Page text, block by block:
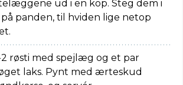
ud i en kop. Steg dem i
på panden, til hviden lige netop
2 røsti med spejlæg og et par
laks. Pynt med ærteskud